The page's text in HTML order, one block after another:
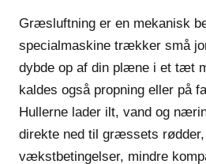
Græsluftning er en mekanisk
specialmaskine trækker små
dybde op af din plæne i et tæt
kaldes også propning eller på
Hullerne lader ilt, vand og
direkte ned til græssets
vækstbetingelser, mindre